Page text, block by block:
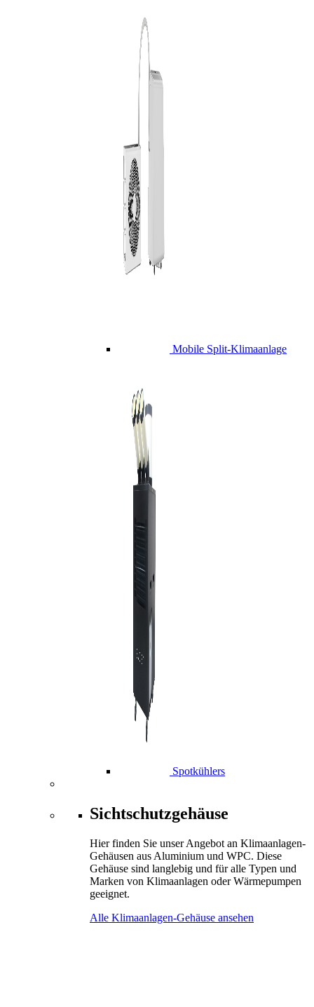
Mobile Split-Klimaanlage
Spotkühlers
Sichtschutzgehäuse
Hier finden Sie unser Angebot an Klimaanlagen-
Gehäusen aus Aluminium und WPC. Diese
Gehäuse sind langlebig und für alle Typen und
Marken von Klimaanlagen oder Wärmepumpen
geeignet.
Alle Klimaanlagen-Gehäuse ansehen